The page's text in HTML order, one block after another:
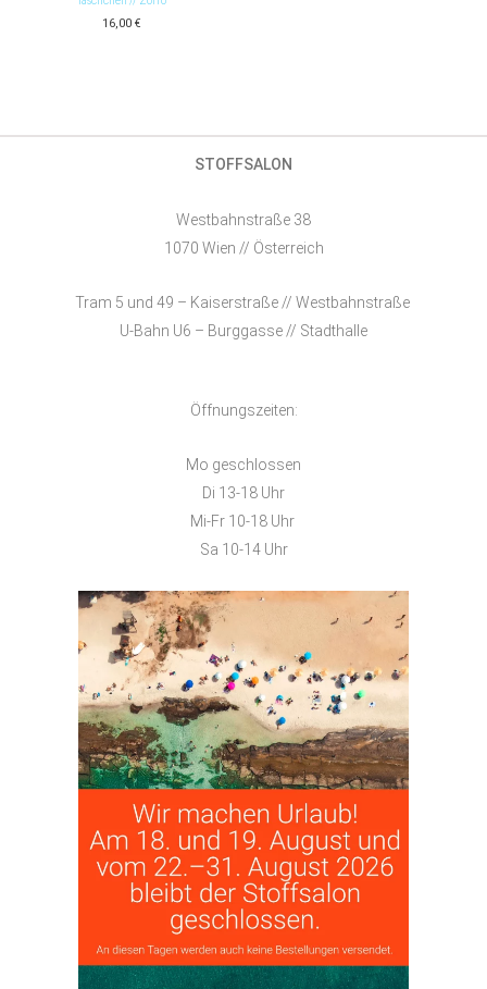
16,00 €
STOFFSALON
Westbahnstraße 38
1070 Wien // Österreich
Tram 5 und 49 – Kaiserstraße // Westbahnstraße
U-Bahn U6 – Burggasse // Stadthalle
Öffnungszeiten:
Mo geschlossen
Di 13-18 Uhr
Mi-Fr 10-18 Uhr
Sa 10-14 Uhr